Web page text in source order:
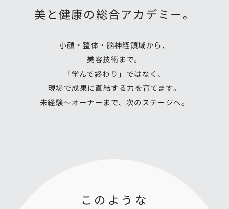
美と健康の総合アカデミー。
小顔・整体・脳神経領域から、
美容技術まで。
「学んで終わり」ではなく、
現場で成果に直結する力を育てます。
未経験〜オーナーまで、次のステージへ。
このような